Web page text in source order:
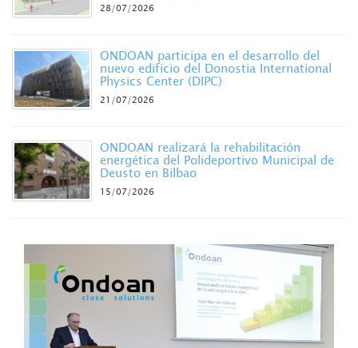
28/07/2026
ONDOAN participa en el desarrollo del
nuevo edificio del Donostia International
Physics Center (DIPC)
21/07/2026
ONDOAN realizará la rehabilitación
energética del Polideportivo Municipal de
Deusto en Bilbao
15/07/2026